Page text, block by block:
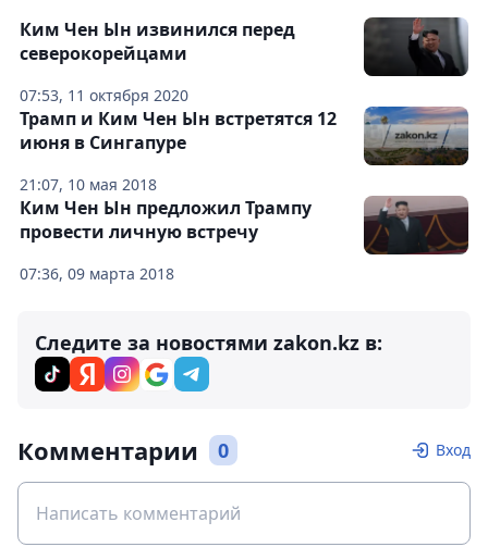
07:53, 11 октября 2020
Ким Чен Ын извинился перед
северокорейцами
21:07, 10 мая 2018
Трамп и Ким Чен Ын встретятся 12
июня в Сингапуре
07:36, 09 марта 2018
Ким Чен Ын предложил Трампу
провести личную встречу
Следите за новостями zakon.kz в:
Комментарии 0 Вход